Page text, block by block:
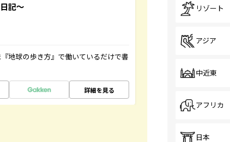
記～
地球の歩き方』で働いているだけで書
詳細を見る
リゾート
アジア
中近東
アフリカ
日本